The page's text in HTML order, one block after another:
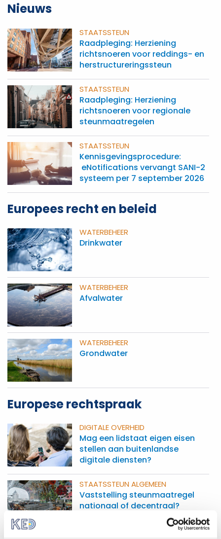
Nieuws
STAATSSTEUN
Raadpleging: Herziening
richtsnoeren voor reddings- en
herstructureringssteun
STAATSSTEUN
Raadpleging: Herziening
richtsnoeren voor regionale
steunmaatregelen
STAATSSTEUN
Kennisgevingsprocedure:
eNotifications vervangt SANI-2
systeem per 7 september 2026
Europees recht en beleid
WATERBEHEER
Drinkwater
WATERBEHEER
Afvalwater
WATERBEHEER
Grondwater
Europese rechtspraak
DIGITALE OVERHEID
Mag een lidstaat eigen eisen
stellen aan buitenlandse
digitale diensten?
STAATSSTEUN ALGEMEEN
Vaststelling steunmaatregel
nationaal of decentraal?